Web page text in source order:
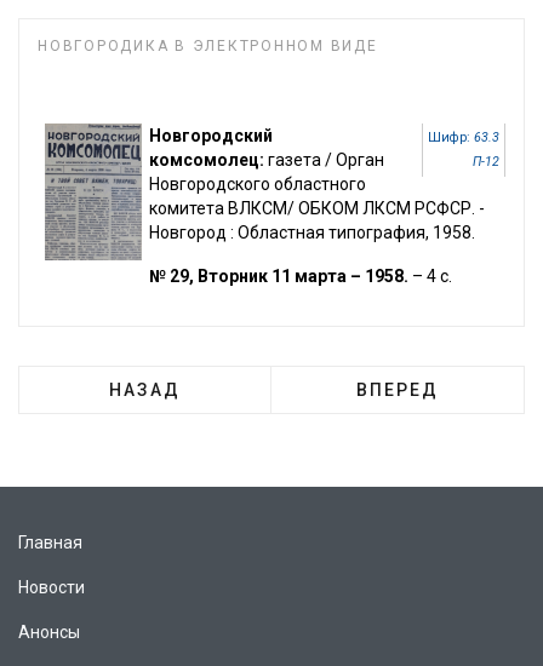
НОВГОРОДИКА В ЭЛЕКТРОННОМ ВИДЕ
Шифр: 63.3
П-12
Новгородский
комсомолец: газета / Орган
Новгородского областного
комитета ВЛКСМ/ ОБКОМ ЛКСМ РСФСР. -
Новгород : Областная типография, 1958.
№ 29, Вторник 11 марта – 1958. – 4 с.
НАЗАД ВПЕРЕД
Главная
Новости
Анонсы